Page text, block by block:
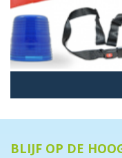
BLIJF OP DE